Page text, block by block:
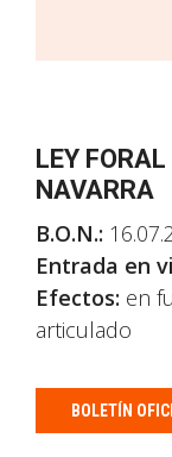
LEY
NAVARRA
B.O.N.:
Entrada en
Efectos: en
articulado
BOLETÍN